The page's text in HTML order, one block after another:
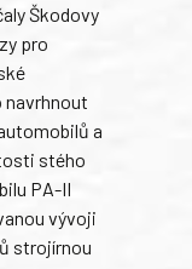
Škodovy
pro
navrhnout
a
stého
PA-II
vývoji
strojírnou